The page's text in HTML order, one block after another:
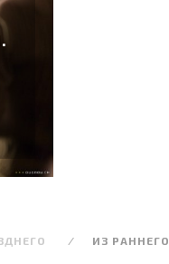
ИЗ РАННЕГО